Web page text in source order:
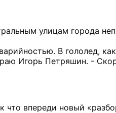
улицам города
В гололед,
Игорь Петряшин. -
что впереди новый